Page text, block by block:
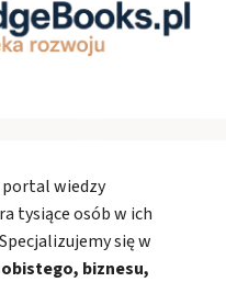
wiedzy
tysiące osób w ich
się w
biznesu,